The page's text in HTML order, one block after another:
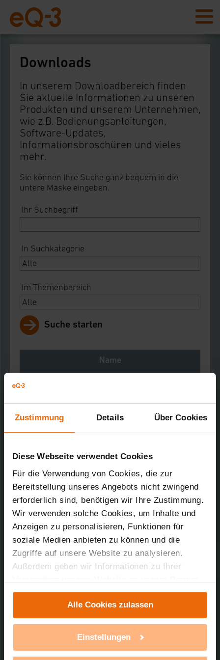
Zustimmung Details Über Cookies
Diese Webseite verwendet Cookies
Für die Verwendung von Cookies, die zur
Bereitstellung unseres Angebots nicht zwingend
erforderlich sind, benötigen wir Ihre Zustimmung.
Wir verwenden solche Cookies, um Inhalte und
Anzeigen zu personalisieren, Funktionen für
soziale Medien anbieten zu können und die
Zugriffe auf unsere Website zu analysieren.
Außerdem geben wir Informationen zu Ihrer
Verwendung unserer Website an unsere Partner
für soziale Medien, Werbung und Analysen weiter.
Unsere Partner führen diese Informationen
möglicherweise mit weiteren Daten zusammen,
die Sie ihnen bereitgestellt haben oder die sie im
Alle Cookies zulassen
Einstellungen
Downloads
In unserem Downloadbereich finden
Sie aktuelle Informationen zu unseren
Produkten und unserem Unternehmen,
wie z.B. Bedienungsanleitungen,
Software-Updates,
Informationsbroschüren und vieles
mehr.
Sie können Ihre Suche ganz bequem in die
untere Maske eingeben.
Ihr Suchbegriff
In Suchkategorie
Im Themenbereich
Suche starten
Name
EM 1000 Gaszähler
Kurz-Bez.: EM1000GZ
Artikel-Nr.: 65530
24.05.2011
89,63 KB
Technischer Support
unserer Produkte?
mehr Infos